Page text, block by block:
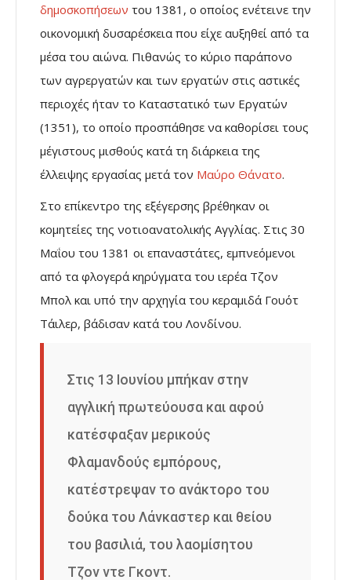
δημοσκοπήσεων του 1381, ο οποίος ενέτεινε την
οικονομική δυσαρέσκεια που είχε αυξηθεί από τα
μέσα του αιώνα. Πιθανώς το κύριο παράπονο
των αγρεργατών και των εργατών στις αστικές
περιοχές ήταν το Καταστατικό των Εργατών
(1351), το οποίο προσπάθησε να καθορίσει τους
μέγιστους μισθούς κατά τη διάρκεια της
έλλειψης εργασίας μετά τον Μαύρο Θάνατο.
Στο επίκεντρο της εξέγερσης βρέθηκαν οι
κομητείες της νοτιοανατολικής Αγγλίας. Στις 30
Μαΐου του 1381 οι επαναστάτες, εμπνεόμενοι
από τα φλογερά κηρύγματα του ιερέα Τζον
Μπολ και υπό την αρχηγία του κεραμιδά Γουότ
Τάιλερ, βάδισαν κατά του Λονδίνου.
Στις 13 Ιουνίου μπήκαν στην
αγγλική πρωτεύουσα και αφού
κατέσφαξαν μερικούς
Φλαμανδούς εμπόρους,
κατέστρεψαν το ανάκτορο του
δούκα του Λάνκαστερ και θείου
του βασιλιά, του λαομίσητου
Τζον ντε Γκοντ.